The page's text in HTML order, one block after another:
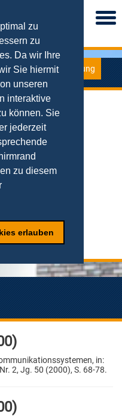
zu
zu
Da wir Ihre
Sie hiermit
unseren
interaktive
können. Sie
jederzeit
zu diesem
erlauben
Forschung
in:
2, Jg. 50 (2000), S. 68-78.